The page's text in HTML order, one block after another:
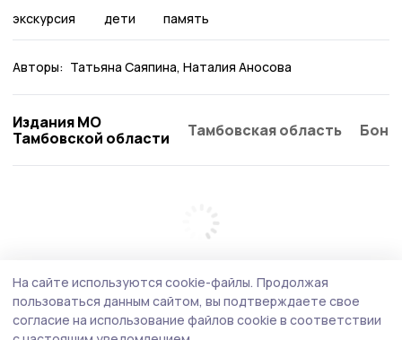
экскурсия дети память
Авторы: Татьяна Саяпина Наталия Аносова
Издания МО
Тамбовской области
Тамбовская область
На сайте используются cookie-файлы. Продолжая
пользоваться данным сайтом, вы подтверждаете свое
согласие на использование файлов cookie в соответствии